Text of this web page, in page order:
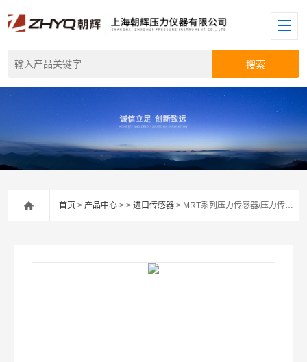
首页 >产品中心 > >进口传感器 > MRT系列压力传感器/压力传感器